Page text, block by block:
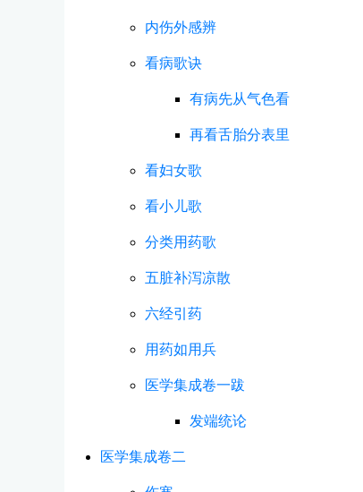
内伤外感辨
看病歌诀
有病先从气色看
再看舌胎分表里
看妇女歌
看小儿歌
分类用药歌
五脏补泻凉散
六经引药
用药如用兵
医学集成卷一跋
发端统论
医学集成卷二